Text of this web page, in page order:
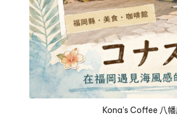
Kona's Coffee 八幡